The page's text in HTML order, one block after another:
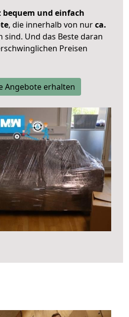
bequem und einfach
, die innerhalb von nurca.
sind. Und das Beste daran
Preisen
Angebote erhalten